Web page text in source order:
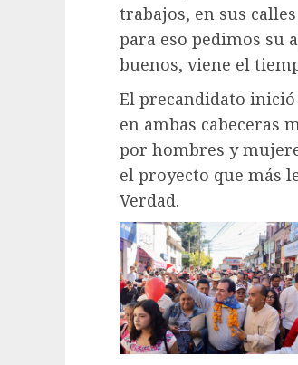
trabajos, en sus
para eso pedimos su
buenos, viene el
El precandidato
en ambas cabeceras
por hombres y
el proyecto que más
Verdad.